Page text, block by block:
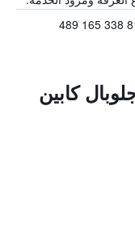
كابين